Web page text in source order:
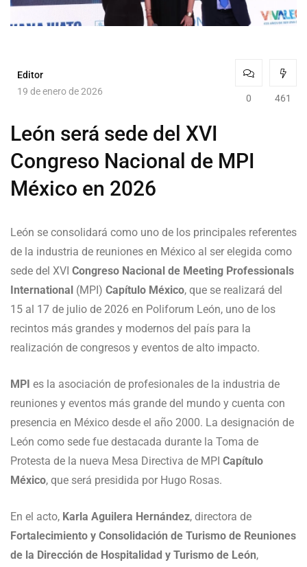
Editor
19 de enero de 2026
0 461
León será sede del XVI
Congreso Nacional de MPI
México en 2026
León se consolidará como uno de los principales referentes
de la industria de reuniones en México al ser elegida como
sede del XVI Congreso Nacional de Meeting Professionals
International (MPI) Capítulo México, que se realizará del
15 al 17 de julio de 2026 en Poliforum León, uno de los
recintos más grandes y modernos del país para la
realización de congresos y eventos de alto impacto.
MPI es la asociación de profesionales de la industria de
reuniones y eventos más grande del mundo y cuenta con
presencia en México desde el año 2000. La designación de
León como sede fue destacada durante la Toma de
Protesta de la nueva Mesa Directiva de MPI Capítulo
México, que será presidida por Hugo Rosas.
En el acto, Karla Aguilera Hernández, directora de
Fortalecimiento y Consolidación de Turismo de Reuniones
de la Dirección de Hospitalidad y Turismo de León,